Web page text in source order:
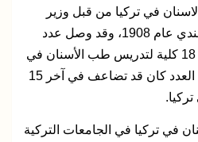
في تركيا من قبل وزير
التربية والتعليم إمير الله أفندي عام 1908، وقد وصل عدد
الكليات في عام 2002 إلى 18 كلية لتدريس طب الأسنان في
جميع أنحاء تركيا، إلا أن هذا العدد كان قد تضاعف في آخر 15
في تركيا في الجامعات التركية